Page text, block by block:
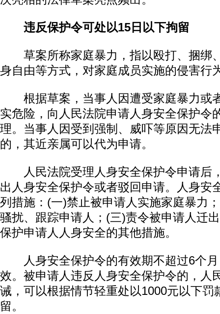
违反保护令可处以15日以下拘留
草案所称家庭暴力，指以殴打、捆绑
身自由等方式，对家庭成员实施的侵害行
根据草案，当事人因遭受家庭暴力或
实危险，向人民法院申请人身安全保护令
理。当事人因受到强制、威吓等原因无法
的，其近亲属可以代为申请。
人民法院受理人身安全保护令申请后
出人身安全保护令或者驳回申请。人身安
列措施：(一)禁止被申请人实施家庭暴力
骚扰、跟踪申请人；(三)责令被申请人迁
保护申请人人身安全的其他措施。
人身安全保护令的有效期不超过6个月
效。被申请人违反人身安全保护令的，人
诫，可以根据情节轻重处以1000元以下罚
留。